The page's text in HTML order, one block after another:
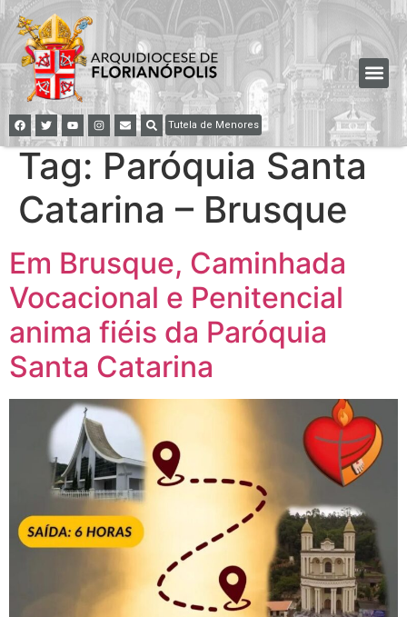
Tutela de Menores
Tag: Paróquia Santa
Catarina – Brusque
Em Brusque, Caminhada
Vocacional e Penitencial
anima fiéis da Paróquia
Santa Catarina